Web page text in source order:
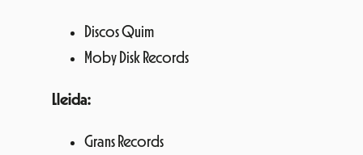
Discos Quim
Moby Disk Records
Lleida:
Grans Records